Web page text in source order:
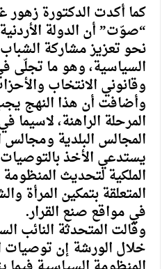
كما أكدت الدكتورة
“صوّت” أن الدولة
نحو تعزيز مشاركة
السياسية، وهو ما تجلّى
وقانوني الانتخاب والأحزاب
وأضافت أن هذا النهج
المرحلة الراهنة،
المجالس البلدية
يستدعي الأخذ
الملكية لتحديث
المتعلقة بتمكين المرأة
في مواقع صنع القرار.
وقالت المتحدثة النائب
خلال الورشة إن توصيات